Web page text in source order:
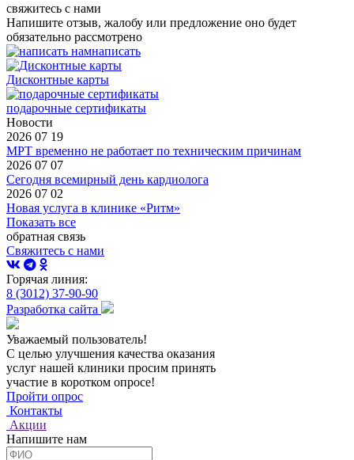
свяжитесь с нами
Напишите отзыв, жалобу или предложение оно будет
обязательно рассмотрено
написать
Дисконтные карты
подарочные сертификаты
Новости
2026 07 19
МРТ временно не работает по техническим причинам
2026 07 07
Сегодня всемирный день кардиолога
2026 07 02
Новая услуга в клинике «Ритм»
Показать все
обратная связь
Свяжитесь с нами
Горячая линия:
8 (3012) 37-90-90
Разработка сайта
Уважаемый пользователь!
С целью улучшения качества оказания
услуг нашей клиники просим принять
участие в коротком опросе!
Пройти опрос
Контакты
Акции
Напишите нам